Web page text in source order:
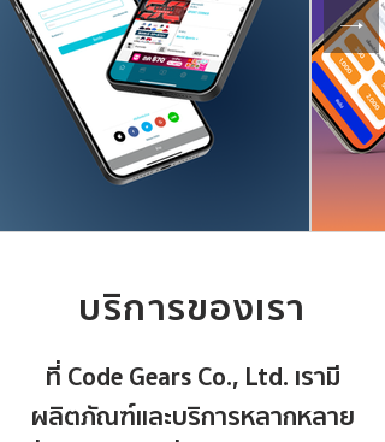
บริการของเรา
ที่ Code Gears Co., Ltd. เรามี
ผลิตภัณฑ์และบริการหลากหลาย